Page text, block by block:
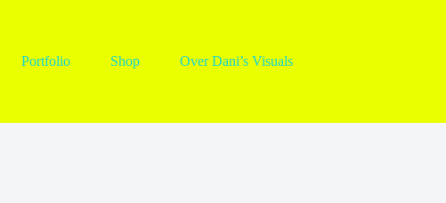
Portfolio Shop Over Dani’s Visuals